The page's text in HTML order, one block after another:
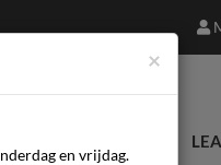
×
en vrijdag.